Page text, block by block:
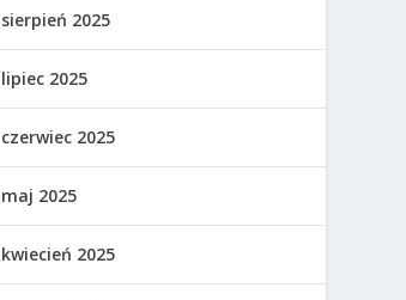
sierpień 2025
lipiec 2025
czerwiec 2025
maj 2025
kwiecień 2025